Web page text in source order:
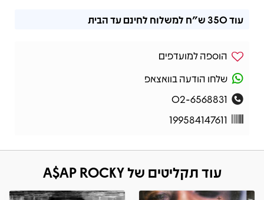
עוד350 ש"ח למשלוח לחינם עד הבית
הוספה למועדפים
שלחו הודעה בוואצאפ
02-6568831
199584147611
עוד תקליטים של A$AP ROCKY